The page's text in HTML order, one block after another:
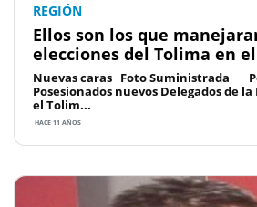
REGIÓN
Ellos son los que
elecciones del Tolima en
Nuevas caras Foto Suministrada
Posesionados nuevos Delegados de
el Tolim...
HACE 11 AÑOS